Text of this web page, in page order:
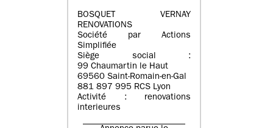
BOSQUET VERNAY
RENOVATIONS
Société par Actions
Simplifiée
Siège social :
99 Chaumartin le Haut
69560 Saint-Romain-en-Gal
881 897 995 RCS Lyon
Activité : renovations
interieures